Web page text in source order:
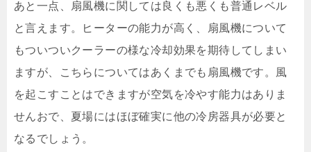
あと一点、扇風機に関しては良くも悪くも普通レベル
と言えます。ヒーターの能力が高く、扇風機について
もついついクーラーの様な冷却効果を期待してしまい
ますが、こちらについてはあくまでも扇風機です。風
を起こすことはできますが空気を冷やす能力はありま
せんおで、夏場にはほぼ確実に他の冷房器具が必要と
なるでしょう。